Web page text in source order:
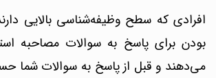
افرادی که سطح وظیفه‌شناسی بالایی
بودن برای پاسخ به سوالات مصاحبه
می‌دهند و قبل از پاسخ به سوالات شما